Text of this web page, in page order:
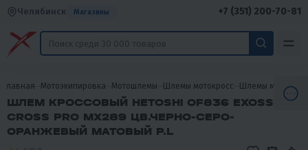
Челябинск Магазины +7 (351) 200-70-81
Главная Мотоэкипировка Мотошлемы Шлемы мотокросс Шлемы
ШЛЕМ КРОССОВЫЙ HETOSHI OF836 EXOSS
CROSS PRO MX289 ЦВ.ЧЕРНО-СЕРО-
ОРАНЖЕВЫЙ МАТОВЫЙ Р.L